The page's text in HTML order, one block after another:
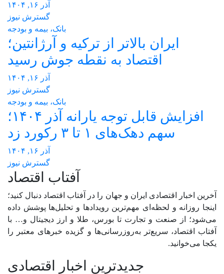
آذر ۱۶, ۱۴۰۴
گسترش نیوز
بانک، بیمه و بودجه
ایران بالاتر از ترکیه و آرژانتین؛
اقتصاد به نقطه جوش رسید
آذر ۱۶, ۱۴۰۴
گسترش نیوز
بانک، بیمه و بودجه
افزایش قابل توجه یارانه آذر ۱۴۰۴؛
سهم دهک‌های ۱ تا ۳ رکورد زد
آذر ۱۶, ۱۴۰۴
گسترش نیوز
آفتاب اقتصاد
آخرین اخبار اقتصادی ایران و جهان را در آفتاب اقتصاد دنبال کنید؛
اینجا روزانه و لحظه‌ای مهم‌ترین رویدادها و تحلیل‌ها پوشش داده
می‌شود؛ از صنعت و تجارت تا بورس، طلا و ارز دیجیتال و… با
آفتاب اقتصاد، سریع‌تر به‌روزرسانی‌ها و گزیده خبرهای معتبر را
یکجا می‌خوانید.
جدیدترین اخبار اقتصادی